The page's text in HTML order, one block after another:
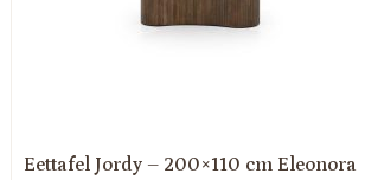
Eettafel Jordy – 200×110 cm Eleonora